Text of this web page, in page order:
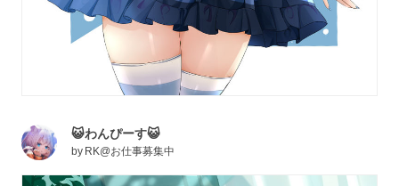
😺わんぴーす😺
by RK@お仕事募集中